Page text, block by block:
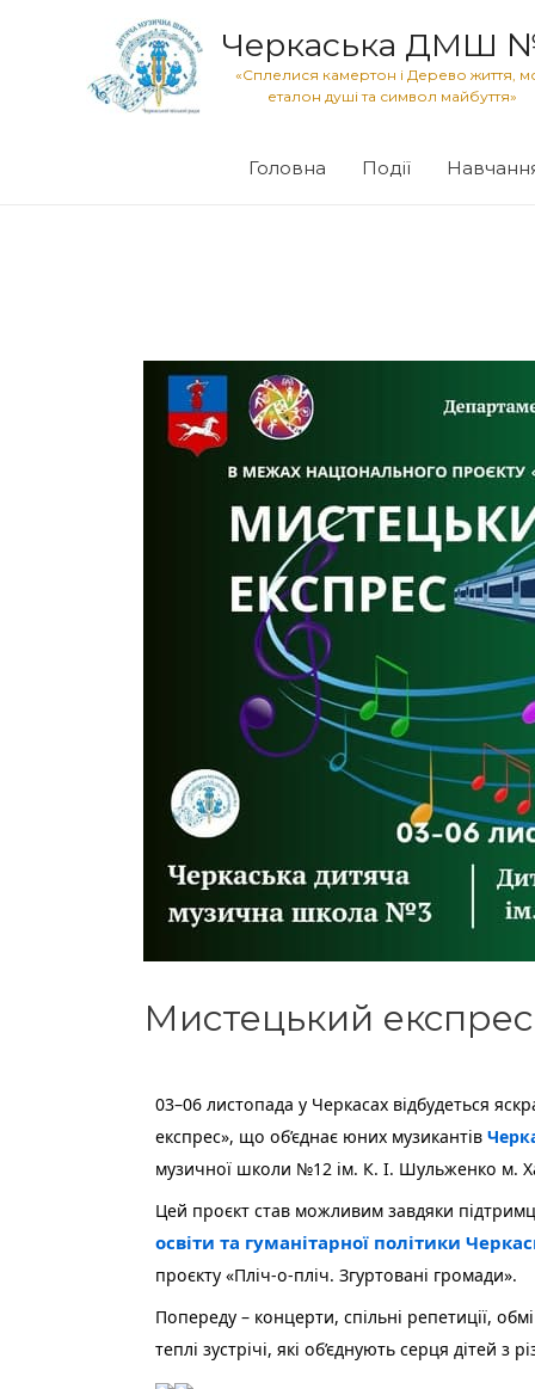
Черкаська ДМШ
«Сплелися камертон і Дерево життя,
еталон душі та символ майбуття»
Головна Події
Мистецький
03–06 листопада у Черкасах відбудеться
експрес», що об’єднає юних музикантів
музичної школи №12 ім. К. І. Шульженко м.
Цей проєкт став можливим завдяки
освіти та гуманітарної політики
проєкту «Пліч-о-пліч. Згуртовані громади».
Попереду – концерти, спільні репетиції,
теплі зустрічі, які об’єднують серця дітей з